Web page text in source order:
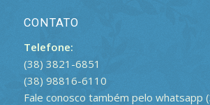
CONTATO
Telefone:
(38) 3821-6851
(38) 98816-6110
Fale conosco também pelo whatsapp